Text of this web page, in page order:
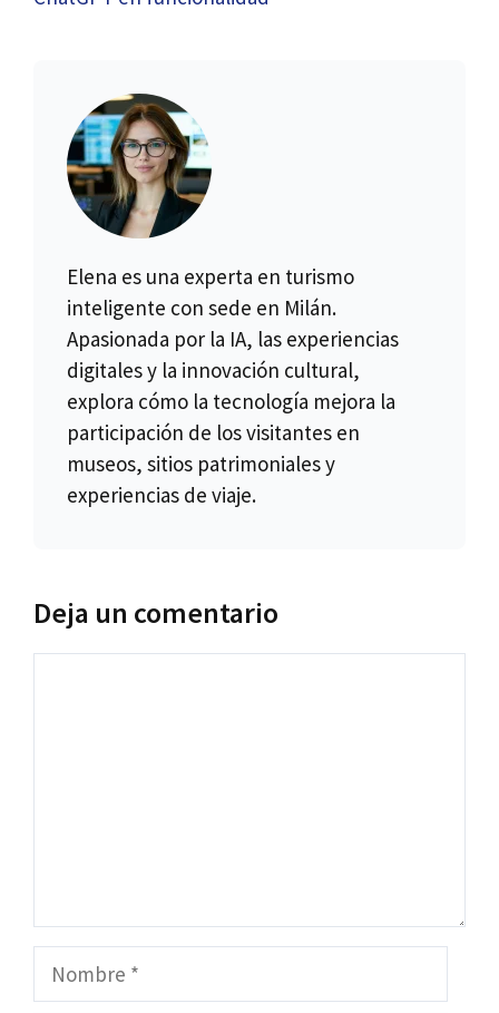
Elena es una experta en turismo
inteligente con sede en Milán.
Apasionada por la IA, las experiencias
digitales y la innovación cultural,
explora cómo la tecnología mejora la
participación de los visitantes en
museos, sitios patrimoniales y
experiencias de viaje.
Deja un comentario
Nombre